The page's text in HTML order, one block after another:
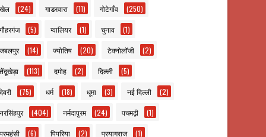
(24) गाडरवारा (11) गोटेगाँव (250)
(5) ग्वालियर (1) चुनाव (1)
(14) ज्योतिष (20) टेक्नोलॉजी (2)
(113) दमोह (2) दिल्ली (5)
(75) धर्म (18) धूमा (3) नई दिल्ली (2)
(404) नर्मदापुरम (24) पचमढ़ी (1)
(6) पिपरिया (2) प्रयागराज (1)